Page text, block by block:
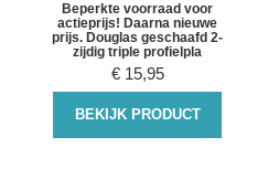
Beperkte voorraad voor
actieprijs! Daarna nieuwe
prijs. Douglas geschaafd 2-
zijdig triple profielpla
€ 15,95
BEKIJK PRODUCT